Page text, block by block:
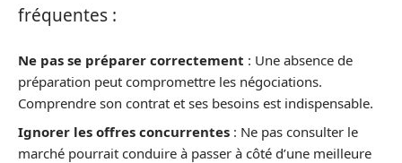
fréquentes :
Ne pas se préparer correctement : Une absence de
préparation peut compromettre les négociations.
Comprendre son contrat et ses besoins est indispensable.
Ignorer les offres concurrentes : Ne pas consulter le
marché pourrait conduire à passer à côté d’une meilleure